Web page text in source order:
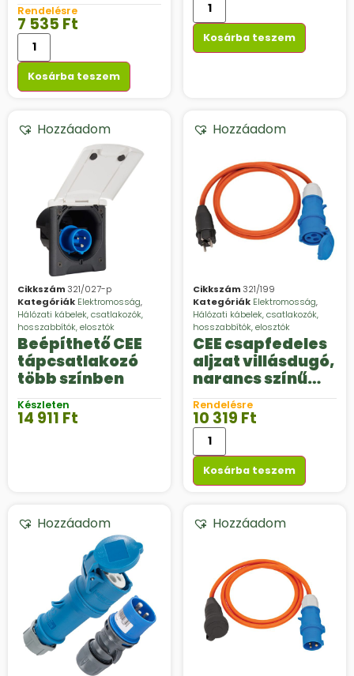
Rendelésre
7 535 Ft
Kosárba teszem
Kosárba teszem
Hozzáadom
Cikkszám 321/027-p
Kategóriák Elektromosság,
Hálózati kábelek, csatlakozók,
hosszabbítók, elosztók
Beépíthető CEE
tápcsatlakozó
több színben
Készleten
14 911 Ft
Hozzáadom
Cikkszám 321/199
Kategóriák Elektromosság,
Hálózati kábelek, csatlakozók,
hosszabbítók, elosztók
CEE csapfedeles
aljzat villásdugó,
narancs színű
kábellel, 3 x 2,5
mm2
Rendelésre
10 319 Ft
Kosárba teszem
Hozzáadom Hozzáadom